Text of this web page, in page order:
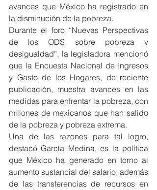
avances que México ha registrado en
la disminución de la pobreza.
Durante el foro “Nuevas Perspectivas
de los ODS sobre pobreza y
desigualdad”, la legisladora mencionó
que la Encuesta Nacional de Ingresos
y Gasto de los Hogares, de reciente
publicación, muestra avances en las
medidas para enfrentar la pobreza, con
millones de mexicanos que han salido
de la pobreza y pobreza extrema.
Una de las razones para tal logro,
destacó García Medina, es la política
que México ha generado en torno al
aumento sustancial del salario, además
de las transferencias de recursos en